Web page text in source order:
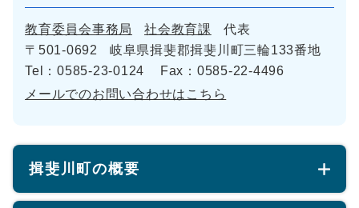
教育委員会事務局 社会教育課
代表
〒501-0692
岐阜県揖斐郡揖斐川町三輪133番地
Tel：0585-23-0124
Fax：0585-22-4496
メールでのお問い合わせはこちら
揖斐川町の概要